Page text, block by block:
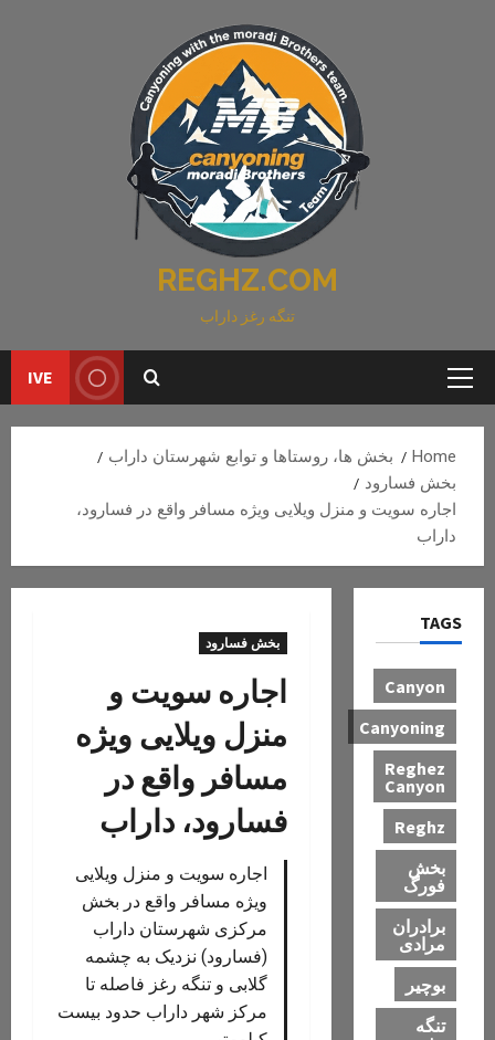
REGHZ.COM
تنگه رغز داراب
Primary
IVE
Home
بخش ها، روستاها و توابع شهرستان داراب
بخش فسارود
اجاره سویت و منزل ویلایی ویژه مسافر واقع در فسارود،
داراب
بخش فسارود
اجاره سویت و
منزل ویلایی ویژه
مسافر واقع در
فسارود، داراب
اجاره سویت و منزل ویلایی
ویژه مسافر واقع در بخش
مرکزی شهرستان داراب
(فسارود) نزدیک به چشمه
گلابی و تنگه رغز فاصله تا
مرکز شهر داراب حدود بیست
TAGS
Canyon
Canyoning
Reghez
Canyon
Reghz
بخش
فورگ
برادران
مرادی
بوچیر
تنگه